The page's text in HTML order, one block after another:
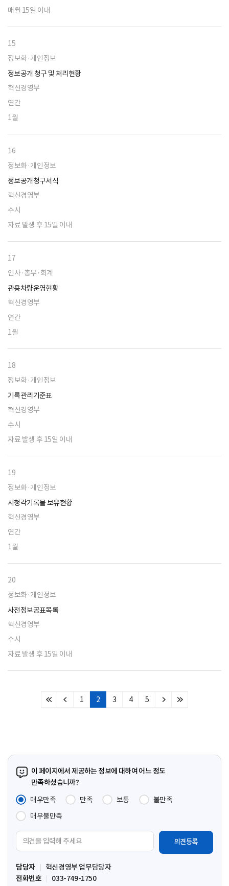
매월 15일 이내
15
정보화·개인정보
정보공개 청구 및 처리현황
혁신경영부
연간
1월
16
정보화·개인정보
정보공개청구서식
혁신경영부
수시
자료 발생 후 15일 이내
17
인사·총무·회계
관용차량운영현황
혁신경영부
연간
1월
18
정보화·개인정보
기록관리기준표
혁신경영부
수시
자료 발생 후 15일 이내
19
정보화·개인정보
시청각기록물 보유현황
혁신경영부
연간
1월
20
정보화·개인정보
사전정보공표목록
혁신경영부
수시
자료 발생 후 15일 이내
처
이
1 2 3 4 5
다
마
이 페이지에서 제공하는 정보에 대하여 어느 정도
만족하셨습니까?
매우만족
만족 보통
불만족
매우불만족
견
입
력
담당자
혁신경영부 업무담당자
전화번호
033-749-1750